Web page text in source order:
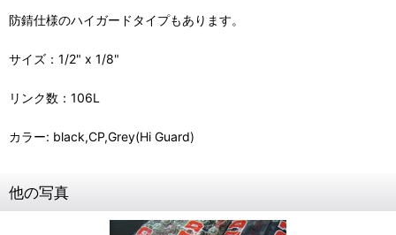
防錆仕様のハイガードタイプもあります。
サイズ：1/2" x 1/8"
リンク数：106L
カラー: black,CP,Grey(Hi Guard)
他の写真